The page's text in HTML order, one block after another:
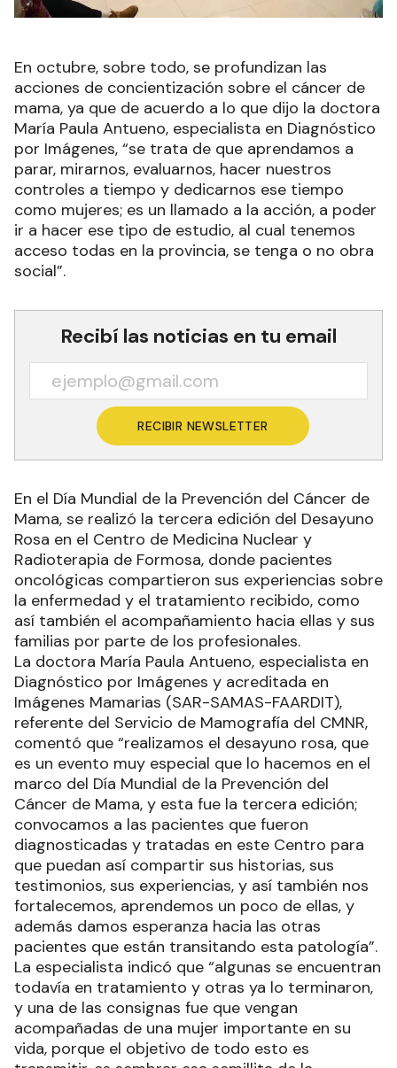
En octubre, sobre todo, se profundizan las
acciones de concientización sobre el cáncer de
mama, ya que de acuerdo a lo que dijo la doctora
María Paula Antueno, especialista en Diagnóstico
por Imágenes, “se trata de que aprendamos a
parar, mirarnos, evaluarnos, hacer nuestros
controles a tiempo y dedicarnos ese tiempo
como mujeres; es un llamado a la acción, a poder
ir a hacer ese tipo de estudio, al cual tenemos
acceso todas en la provincia, se tenga o no obra
social”.
Recibí las noticias en tu email
RECIBIR NEWSLETTER
En el Día Mundial de la Prevención del Cáncer de
Mama, se realizó la tercera edición del Desayuno
Rosa en el Centro de Medicina Nuclear y
Radioterapia de Formosa, donde pacientes
oncológicas compartieron sus experiencias sobre
la enfermedad y el tratamiento recibido, como
así también el acompañamiento hacia ellas y sus
familias por parte de los profesionales.
La doctora María Paula Antueno, especialista en
Diagnóstico por Imágenes y acreditada en
Imágenes Mamarias (SAR-SAMAS-FAARDIT),
referente del Servicio de Mamografía del CMNR,
comentó que “realizamos el desayuno rosa, que
es un evento muy especial que lo hacemos en el
marco del Día Mundial de la Prevención del
Cáncer de Mama, y esta fue la tercera edición;
convocamos a las pacientes que fueron
diagnosticadas y tratadas en este Centro para
que puedan así compartir sus historias, sus
testimonios, sus experiencias, y así también nos
fortalecemos, aprendemos un poco de ellas, y
además damos esperanza hacia las otras
pacientes que están transitando esta patología”.
La especialista indicó que “algunas se encuentran
todavía en tratamiento y otras ya lo terminaron,
y una de las consignas fue que vengan
acompañadas de una mujer importante en su
vida, porque el objetivo de todo esto es